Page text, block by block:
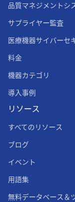
品質マネジメントシ
サプライヤー監査
医療機器サイバーセ
料金
機器カテゴリ
導入事例
リソース
すべてのリソース
ブログ
イベント
用語集
無料データベース＆